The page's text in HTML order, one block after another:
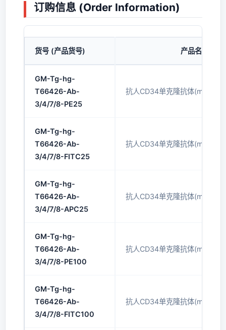
订购信息 (Order Information)
货号 (产品货号) 产品名称
GM-Tg-hg-
T66426-Ab-
3/4/7/8-PE25
抗人CD34单克隆抗体
GM-Tg-hg-
T66426-Ab-
3/4/7/8-FITC25
抗人CD34单克隆抗体
GM-Tg-hg-
T66426-Ab-
3/4/7/8-APC25
抗人CD34单克隆抗体
GM-Tg-hg-
T66426-Ab-
3/4/7/8-PE100
抗人CD34单克隆抗体
GM-Tg-hg-
T66426-Ab-
3/4/7/8-FITC100
抗人CD34单克隆抗体